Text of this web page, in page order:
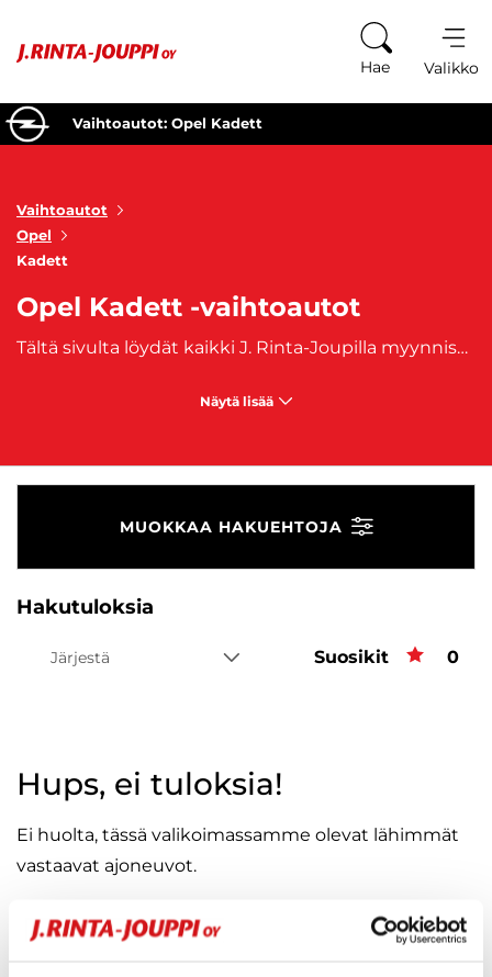
Hae Valikko
Vaihtoautot: Opel Kadett
Vaihtoautot
Opel
Kadett
Opel Kadett -vaihtoautot
Tältä sivulta löydät kaikki J. Rinta-Joupilla myynnissä olevat käytetyt Opel Kadett -vaihtoautot. Opel Kadett on klassikkomalli, joka on ollut osa suomalaista autohistoriaa vuosikymmenten ajan. Opel Kadett tunnetaan yksinkertaisesta ja toimivasta rakenteestaan, luotettavuudestaan sekä ajalleen edistyksellisestä suunnittelustaan.
Näytä lisää
MUOKKAA HAKUEHTOJA
Hakutuloksia
Järjestä Suosikit 0
Hups, ei tuloksia!
Ei huolta, tässä valikoimassamme olevat lähimmät
vastaavat ajoneuvot.
KATSO VASTAAVANLAISET AUTOT